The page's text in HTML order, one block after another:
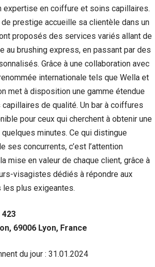
expertise en coiffure et soins capillaires.
prestige accueille sa clientèle dans un
proposés des services variés allant de
au brushing express, en passant par des
Grâce à une collaboration avec
internationale tels que Wella et
met à disposition une gamme étendue
de qualité. Un bar à coiffures
pour ceux qui cherchent à obtenir une
minutes. Ce qui distingue
ses concurrents, c’est l’attention
mise en valeur de chaque client, grâce à
visagistes dédiés à répondre aux
plus exigeantes.
69006 Lyon, France
du jour : 31.01.2024